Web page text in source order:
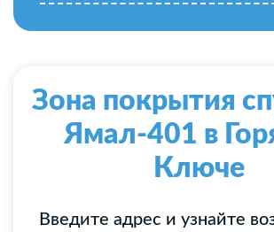
Зона покрытия
Ямал-401 в
Ключе
Введите адрес и узнайте